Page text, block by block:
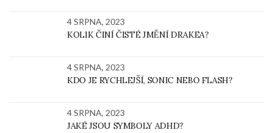
4 SRPNA, 2023
KOLIK ČINÍ ČISTÉ JMĚNÍ DRAKEA?
4 SRPNA, 2023
KDO JE RYCHLEJŠÍ, SONIC NEBO FLASH?
4 SRPNA, 2023
JAKÉ JSOU SYMBOLY ADHD?